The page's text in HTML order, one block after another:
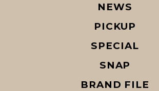
NEWS
PICKUP
SPECIAL
SNAP
BRAND FILE